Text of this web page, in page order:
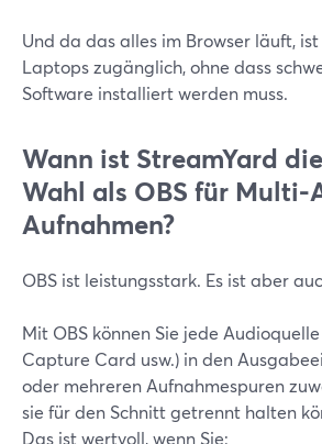
Und da das alles im Browser läuft,
Laptops zugänglich, ohne dass
Software installiert werden muss.
Wann ist StreamYard
Wahl als OBS für Multi-
Aufnahmen?
OBS ist leistungsstark. Es ist aber
Mit OBS können Sie jede
Capture Card usw.) in den
oder mehreren Aufnahmespuren
sie für den Schnitt getrennt halten
Das ist wertvoll, wenn Sie: